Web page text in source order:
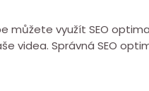
můžete využít SEO
videa. Správná SEO